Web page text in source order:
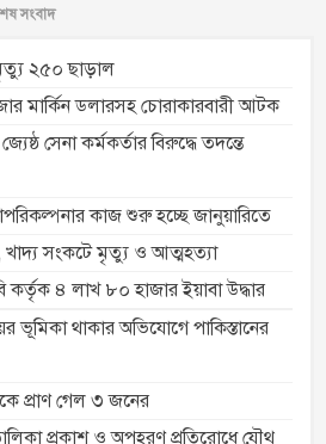
সংবাদ
মৃত্যু ২৫০ ছাড়াল
মার্কিন ডলারসহ চোরাকারবারী আটক
সেনা কর্মকর্তার বিরুদ্ধে তদন্তে
কাজ শুরু হচ্ছে জানুয়ারিতে
খাদ্য সংকটে মৃত্যু ও আত্মহত্যা
কর্তৃক ৪ লাখ ৮০ হাজার ইয়াবা উদ্ধার
থাকার অভিযোগে পাকিস্তানের
প্রাণ গেল ৩ জনের
প্রকাশ ও অপহরণ প্রতিরোধে যৌথ